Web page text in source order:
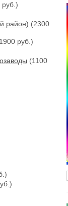
руб.)
район) (2300
руб.)
(1100